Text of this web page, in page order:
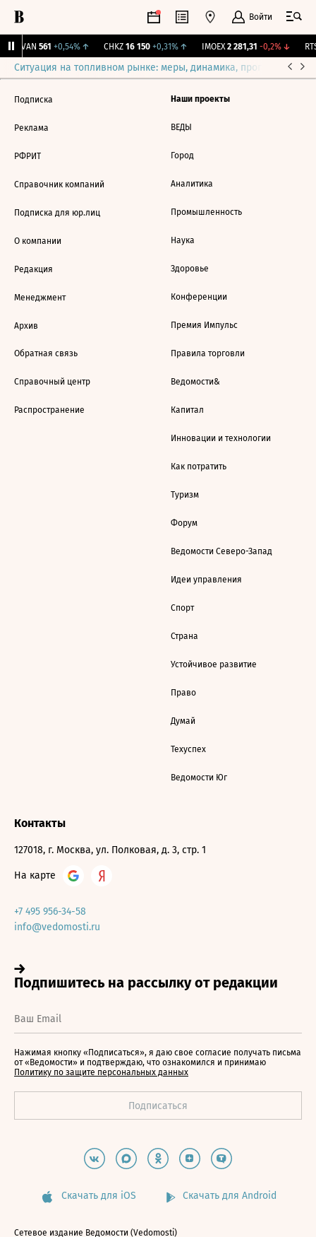
Войти
AVAN 561 +0,54%↑ CHKZ 16 150 +0,31%↑ IMOEX 2 281,31 -0,2%↓
Ситуация на топливном рынке: меры, динамика, прогнозы
Подписка
Реклама
РФРИТ
Справочник компаний
Подписка для юр.лиц
О компании
Редакция
Менеджмент
Архив
Обратная связь
Справочный центр
Распространение
Наши проекты
ВЕДЫ
Город
Аналитика
Промышленность
Наука
Здоровье
Конференции
Премия Импульс
Правила торговли
Ведомости&
Капитал
Инновации и технологии
Как потратить
Туризм
Форум
Ведомости Северо-Запад
Идеи управления
Спорт
Страна
Устойчивое развитие
Право
Думай
Техуспех
Ведомости Юг
Контакты
127018, г. Москва, ул. Полковая, д. 3, стр. 1
На карте
+7 495 956-34-58
info@vedomosti.ru
Нажимая кнопку «Подписаться», я даю свое согласие получать письма
от «Ведомости» и подтверждаю, что ознакомился и принимаю
Политику по защите персональных данных
Скачать для iOS Скачать для Android
Сетевое издание Ведомости (Vedomosti)